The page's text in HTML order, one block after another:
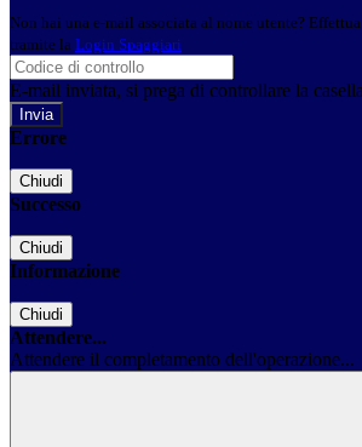
Non hai una e-mail associata al nome utente?
tramite la Login Spaggiari
E-mail inviata, si prega di controllare la
Errore
Chiudi
Successo
Chiudi
Informazione
Chiudi
Attendere...
Attendere il completamento dell'operazione...